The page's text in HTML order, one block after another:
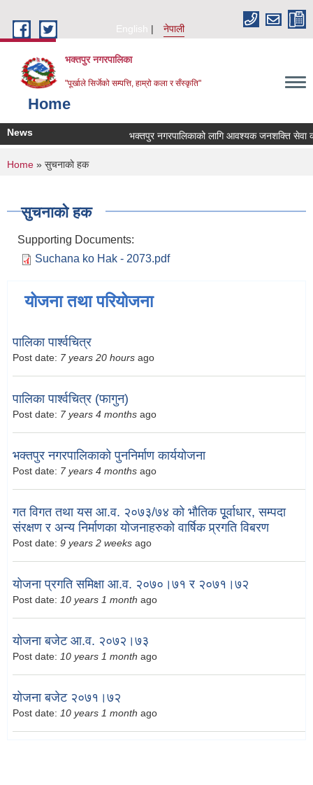
English
नेपाली
भक्तपुर नगरपालिका
"पूर्खाले सिर्जेको सम्पत्ति, हाम्रो कला र सँस्कृति"
Home
News भक्तपुर नगरपालिकाको लागि आवश्यक जनशक्ति सेवा
You are here
Home » सुचनाकाे हक
सुचनाकाे हक
Supporting Documents:
Suchana ko Hak - 2073.pdf
योजना तथा परियोजना
पालिका पार्श्वचित्र
Post date: 7 years 20 hours ago
पालिका पार्श्वचित्र (फागुन)
Post date: 7 years 4 months ago
भक्तपुर नगरपालिकाको पुननिर्माण कार्ययोजना
Post date: 7 years 4 months ago
गत विगत तथा यस आ.व. २०७३/७४ को भौतिक पूूर्वाधार, सम्पदा
संरक्षण र अन्य निर्माणका योजनाहरुको वार्षिक प्र्रगति विबरण
Post date: 9 years 2 weeks ago
योजना प्रगति समिक्षा आ.व. २०७०।७१ र २०७१।७२
Post date: 10 years 1 month ago
योजना बजेट आ.व. २०७२।७३
Post date: 10 years 1 month ago
योजना बजेट २०७१।७२
Post date: 10 years 1 month ago